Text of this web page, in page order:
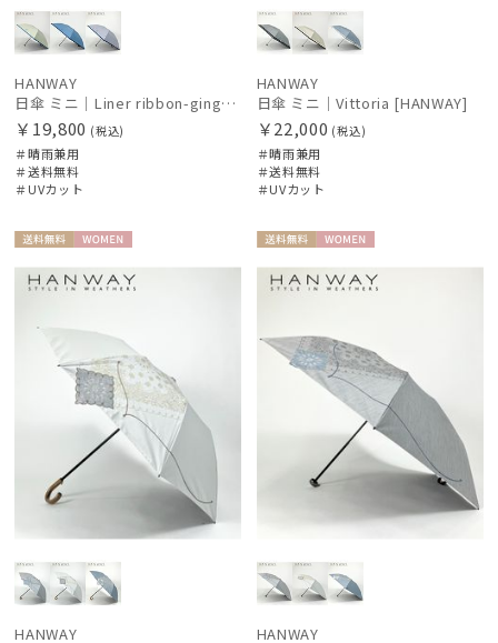
HANWAY
日傘 ミニ｜Liner ribbon-gingham [HANWAY]
￥19,800 (税込)
＃晴雨兼用
＃送料無料
＃UVカット
HANWAY
日傘 ミニ｜Vittoria [HANWAY]
￥22,000 (税込)
＃晴雨兼用
＃送料無料
＃UVカット
料
N
HANWAY
料
N
HANWAY